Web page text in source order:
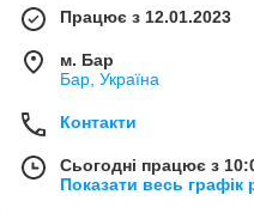
Працює з 12.01.2023
м. Бар
Бар, Україна
Контакти
Сьогодні працює з
Показати весь графік